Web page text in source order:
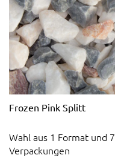
Frozen Pink Splitt
Wahl aus 1 Format und 7
Verpackungen